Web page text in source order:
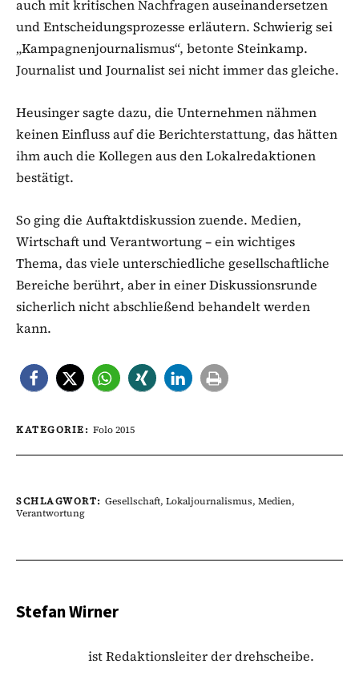
auch mit kritischen Nachfragen auseinandersetzen
und Entscheidungsprozesse erläutern. Schwierig sei
„Kampagnenjournalismus“, betonte Steinkamp.
Journalist und Journalist sei nicht immer das gleiche.
Heusinger sagte dazu, die Unternehmen nähmen
keinen Einfluss auf die Berichterstattung, das hätten
ihm auch die Kollegen aus den Lokalredaktionen
bestätigt.
So ging die Auftaktdiskussion zuende. Medien,
Wirtschaft und Verantwortung – ein wichtiges
Thema, das viele unterschiedliche gesellschaftliche
Bereiche berührt, aber in einer Diskussionsrunde
sicherlich nicht abschließend behandelt werden
kann.
KATEGORIE: Folo 2015
SCHLAGWORT: Gesellschaft, Lokaljournalismus, Medien,
Verantwortung
Stefan Wirner
ist Redaktionsleiter der drehscheibe.